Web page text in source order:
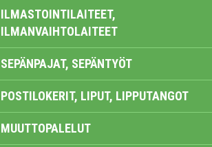
ILMASTOINTILAITEET,
ILMANVAIHTOLAITEET
SEPÄNPAJAT, SEPÄNTYÖT
POSTILOKERIT, LIPUT, LIPPUTANGOT
MUUTTOPALELUT